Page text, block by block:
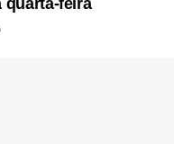
quarta-feira